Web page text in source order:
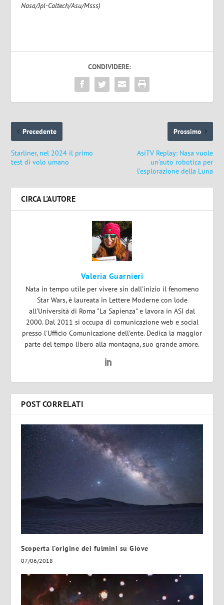
Nasa/Jpl-Caltech/Asu/Msss)
CONDIVIDERE:
Precedente
Starliner, nel 2024 il primo
test di volo umano
Prossimo
AsiTV Replay: Nasa vuole
un’auto robotica per
l’esplorazione della Luna
CIRCA L'AUTORE
Valeria Guarnieri
Nata in tempo utile per vivere sin dall'inizio il fenomeno
Star Wars, è laureata in Lettere Moderne con lode
all'Università di Roma "La Sapienza" e lavora in ASI dal
2000. Dal 2011 si occupa di comunicazione web e social
presso l'Ufficio Comunicazione dell'ente. Dedica la maggior
parte del tempo libero alla montagna, suo grande amore.
POST CORRELATI
Scoperta l’origine dei fulmini su Giove
07/06/2018